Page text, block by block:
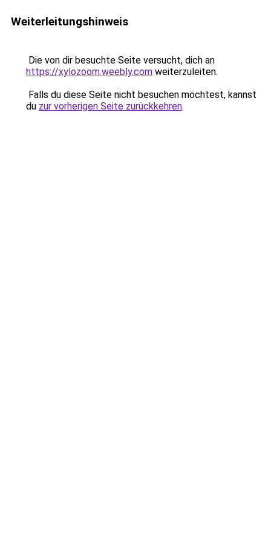
Weiterleitungshinweis
Die von dir besuchte Seite versucht, dich an
https://xylozoom.weebly.com weiterzuleiten.
Falls du diese Seite nicht besuchen möchtest, kannst
du zur vorherigen Seite zurückkehren.